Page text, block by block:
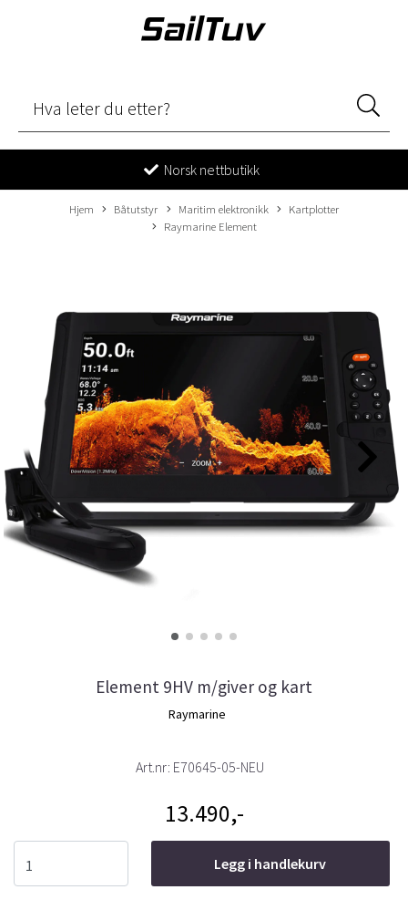
Norsk nettbutikk
Hjem Båtutstyr Maritim elektronikk
Kartplotter
Raymarine Element
Element 9HV m/giver og kart
Raymarine
Art.nr: E70645-05-NEU
13.490,-
Legg i handlekurv